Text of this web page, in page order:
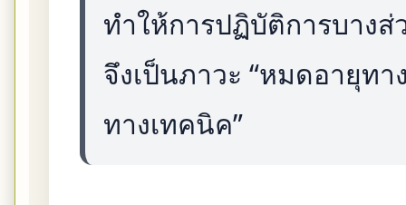
ทำให้การปฏิบัติการบาง
จึงเป็นภาวะ “หมดอายุทา
ทางเทคนิค”